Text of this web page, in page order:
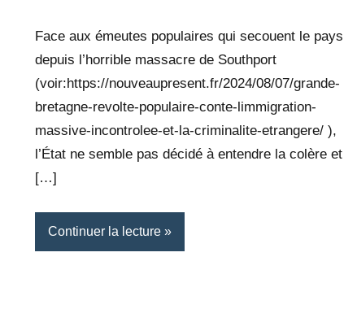
Face aux émeutes populaires qui secouent le pays
depuis l’horrible massacre de Southport
(voir:https://nouveaupresent.fr/2024/08/07/grande-
bretagne-revolte-populaire-conte-limmigration-
massive-incontrolee-et-la-criminalite-etrangere/ ),
l’État ne semble pas décidé à entendre la colère et
[…]
Continuer la lecture